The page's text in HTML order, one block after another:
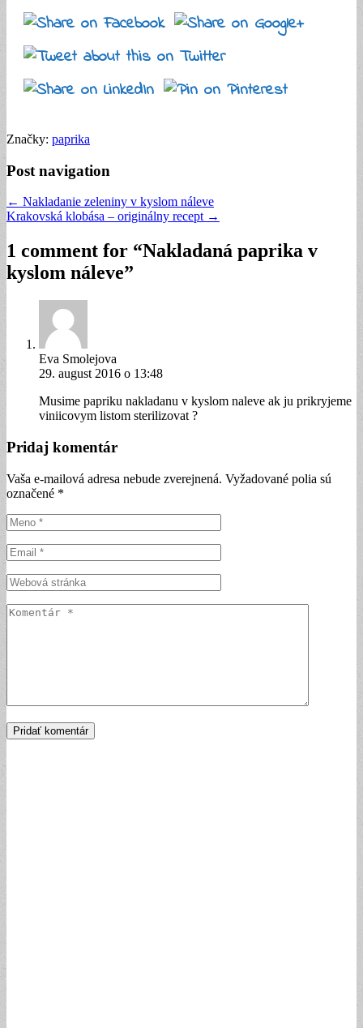
Značky: paprika
Post navigation
← Nakladanie zeleniny v kyslom náleve
Krakovská klobása – originálny recept →
1 comment for “Nakladaná paprika v
kyslom náleve”
Eva Smolejova
29. august 2016 o 13:48
Musime papriku nakladanu v kyslom naleve ak ju prikryjeme
viniicovym listom sterilizovat ?
Pridaj komentár
Vaša e-mailová adresa nebude zverejnená. Vyžadované polia sú
označené *